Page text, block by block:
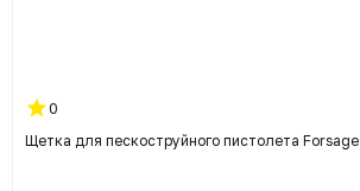
0
Щетка для пескоструйного пистолета Forsage